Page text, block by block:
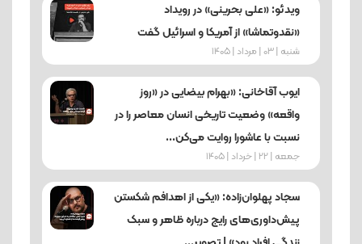
ویدئو: «علی بحرینی» در رویداد
«نقدوتماشا» از آمریکا و اسرائیل گفت
شنبه | 03 | مرداد | 1405
ایوب آقاخانی: «بهرام بیضایی در «روز
واقعه» وضعیت تاریخی انسان معاصر را در
نسبت با عاشورا روایت می‌کن...
جمعه | 22 | خرداد | 1405
سجاد پهلوان‌زاده: «یکی از اهدافم شکستن
پیش‌داوری‌های رایج درباره ظاهر و سبک